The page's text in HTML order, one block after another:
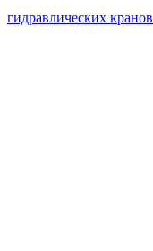
гидравлических кранов